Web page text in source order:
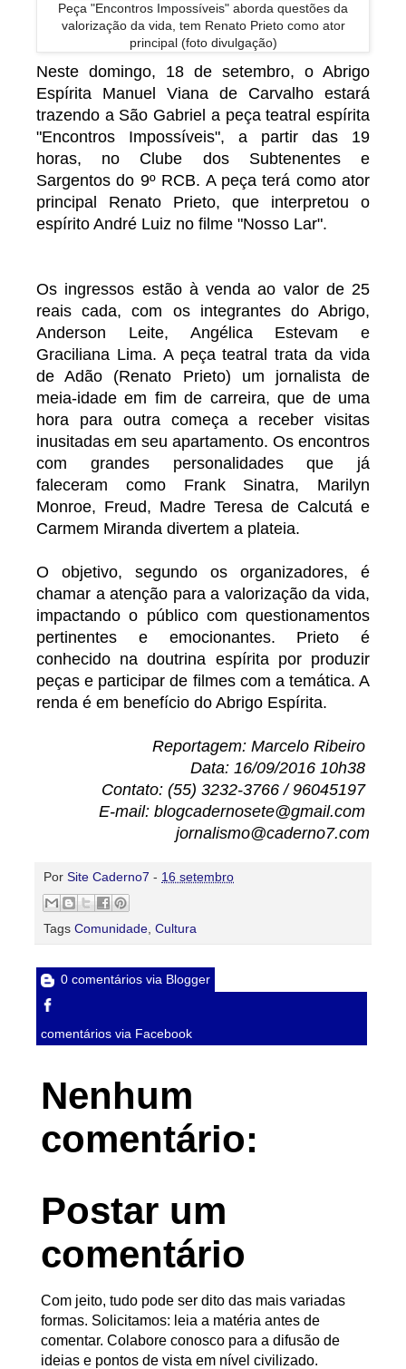
Peça "Encontros Impossíveis" aborda questões da
valorização da vida, tem Renato Prieto como ator
principal (foto divulgação)
Neste domingo, 18 de setembro, o Abrigo
Espírita Manuel Viana de Carvalho estará
trazendo a São Gabriel a peça teatral espírita
"Encontros Impossíveis", a partir das 19
horas, no Clube dos Subtenentes e
Sargentos do 9º RCB. A peça terá como ator
principal Renato Prieto, que interpretou o
espírito André Luiz no filme "Nosso Lar".
Os ingressos estão à venda ao valor de 25
reais cada, com os integrantes do Abrigo,
Anderson Leite, Angélica Estevam e
Graciliana Lima. A peça teatral trata da vida
de Adão (Renato Prieto) um jornalista de
meia-idade em fim de carreira, que de uma
hora para outra começa a receber visitas
inusitadas em seu apartamento. Os encontros
com grandes personalidades que já
faleceram como Frank Sinatra, Marilyn
Monroe, Freud, Madre Teresa de Calcutá e
Carmem Miranda divertem a plateia.
O objetivo, segundo os organizadores, é
chamar a atenção para a valorização da vida,
impactando o público com questionamentos
pertinentes e emocionantes. Prieto é
conhecido na doutrina espírita por produzir
peças e participar de filmes com a temática. A
renda é em benefício do Abrigo Espírita.
Reportagem: Marcelo Ribeiro
Data: 16/09/2016 10h38
Contato: (55) 3232-3766 / 96045197
E-mail: blogcadernosete@gmail.com
jornalismo@caderno7.com
Por Site Caderno7 - 16 setembro
Tags Comunidade, Cultura
0 comentários via Blogger
comentários via Facebook
Nenhum
comentário:
Postar um
comentário
Com jeito, tudo pode ser dito das mais variadas
formas. Solicitamos: leia a matéria antes de
comentar. Colabore conosco para a difusão de
ideias e pontos de vista em nível civilizado.